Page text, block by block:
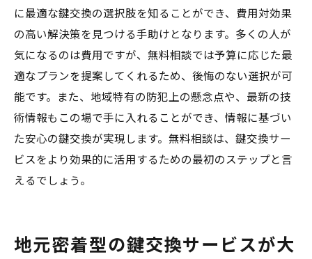
に最適な鍵交換の選択肢を知ることができ、費用対効果
の高い解決策を見つける手助けとなります。多くの人が
気になるのは費用ですが、無料相談では予算に応じた最
適なプランを提案してくれるため、後悔のない選択が可
能です。また、地域特有の防犯上の懸念点や、最新の技
術情報もこの場で手に入れることができ、情報に基づい
た安心の鍵交換が実現します。無料相談は、鍵交換サー
ビスをより効果的に活用するための最初のステップと言
えるでしょう。
地元密着型の鍵交換サービスが大